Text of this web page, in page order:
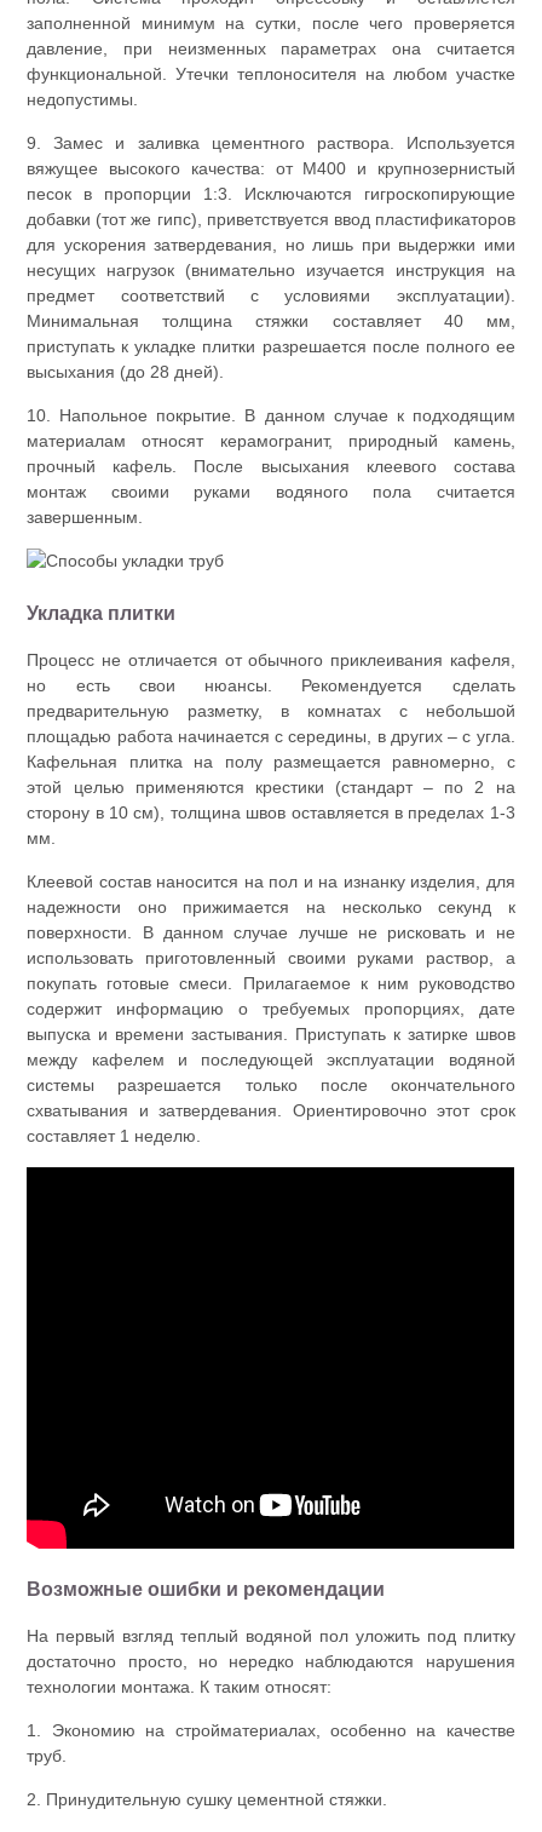
заполненной минимум на сутки, после чего проверяется
давление, при неизменных параметрах она считается
функциональной. Утечки теплоносителя на любом участке
недопустимы.
9. Замес и заливка цементного раствора. Используется
вяжущее высокого качества: от М400 и крупнозернистый
песок в пропорции 1:3. Исключаются гигроскопирующие
добавки (тот же гипс), приветствуется ввод пластификаторов
для ускорения затвердевания, но лишь при выдержки ими
несущих нагрузок (внимательно изучается инструкция на
предмет соответствий с условиями эксплуатации).
Минимальная толщина стяжки составляет 40 мм,
приступать к укладке плитки разрешается после полного ее
высыхания (до 28 дней).
10. Напольное покрытие. В данном случае к подходящим
материалам относят керамогранит, природный камень,
прочный кафель. После высыхания клеевого состава
монтаж своими руками водяного пола считается
завершенным.
Укладка плитки
Процесс не отличается от обычного приклеивания кафеля,
но есть свои нюансы. Рекомендуется сделать
предварительную разметку, в комнатах с небольшой
площадью работа начинается с середины, в других – с угла.
Кафельная плитка на полу размещается равномерно, с
этой целью применяются крестики (стандарт – по 2 на
сторону в 10 см), толщина швов оставляется в пределах 1-3
мм.
Клеевой состав наносится на пол и на изнанку изделия, для
надежности оно прижимается на несколько секунд к
поверхности. В данном случае лучше не рисковать и не
использовать приготовленный своими руками раствор, а
покупать готовые смеси. Прилагаемое к ним руководство
содержит информацию о требуемых пропорциях, дате
выпуска и времени застывания. Приступать к затирке швов
между кафелем и последующей эксплуатации водяной
системы разрешается только после окончательного
схватывания и затвердевания. Ориентировочно этот срок
составляет 1 неделю.
Возможные ошибки и рекомендации
На первый взгляд теплый водяной пол уложить под плитку
достаточно просто, но нередко наблюдаются нарушения
технологии монтажа. К таким относят:
1. Экономию на стройматериалах, особенно на качестве
труб.
2. Принудительную сушку цементной стяжки.